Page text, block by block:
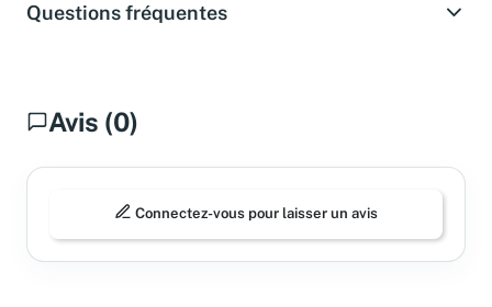
Questions fréquentes
Avis (0)
Connectez-vous pour laisser un avis